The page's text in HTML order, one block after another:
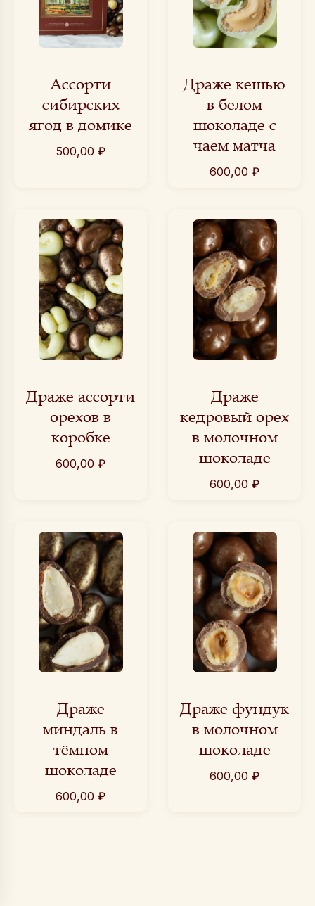
Ассорти
сибирских
ягод в домике
500,00 ₽
Драже кешью
в белом
шоколаде с
чаем матча
600,00 ₽
Драже ассорти
орехов в
коробке
600,00 ₽
Драже
кедровый орех
в молочном
шоколаде
600,00 ₽
Драже
миндаль в
тёмном
шоколаде
600,00 ₽
Драже фундук
в молочном
шоколаде
600,00 ₽